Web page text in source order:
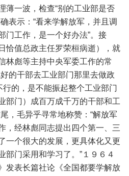
薄一波，检查“别的工业部是否
表示：“看来学解放军，并且调
门工作，是一个好办法”。接
恰值总政主任罗荣桓病逝），就
林彪等主持中央军委工作的常
的干部去工业部门那里去做政
行的，是不能振起整个工业部门
部门）成百万成千万的干部和工
，毛异乎寻常地称赞：“解放军
，经林彪同志提出四个第一、三
一个很大的发展，更具体化又更
部门采用和学习了。”１９６４
发表长篇社论《全国都要学解放